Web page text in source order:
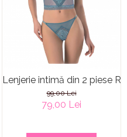
Lenjerie intimă din 2 piese
99,00 Lei
79,00 Lei